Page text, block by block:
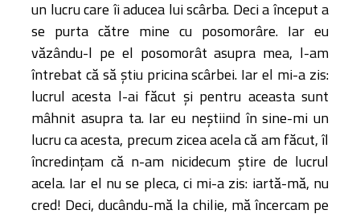
un lucru care îi aducea lui scârba. Deci a început a
se purta către mine cu posomorâre. Iar eu
văzându-l pe el posomorât asupra mea, l-am
întrebat că să ştiu pricina scârbei. Iar el mi-a zis:
lucrul acesta l-ai făcut şi pentru aceasta sunt
mâhnit asupra ta. Iar eu neştiind în sine-mi un
lucru ca acesta, precum zicea acela că am făcut, îl
încredinţam că n-am nicidecum ştire de lucrul
acela. Iar el nu se pleca, ci mi-a zis: iartă-mă, nu
cred! Deci, ducându-mă la chilie, mă încercam pe